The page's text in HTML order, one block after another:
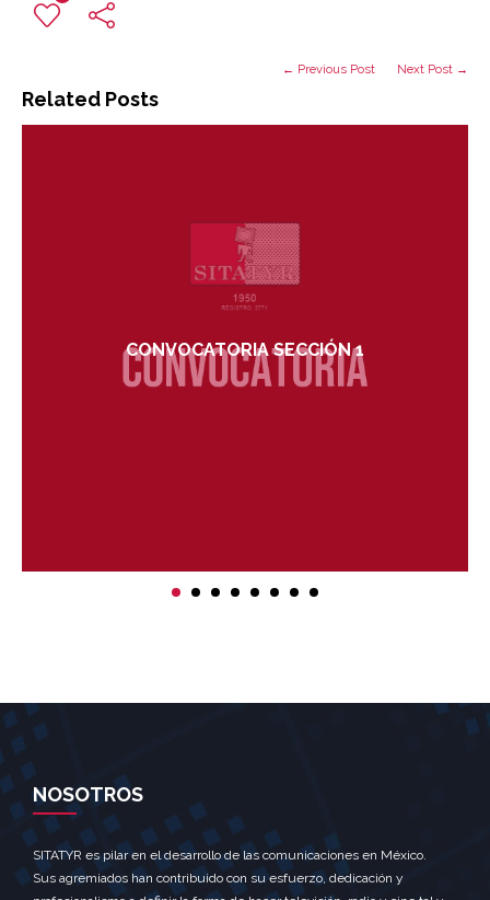
Related Posts
← Previous Post Next Post →
CONVOCATORIA SECCIÓN 1
NOSOTROS
SITATYR es pilar en el desarrollo de las comunicaciones en México.
Sus agremiados han contribuido con su esfuerzo, dedicación y